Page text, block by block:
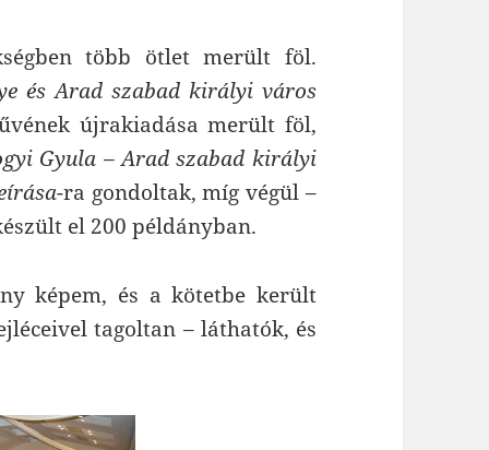
több ötlet merült föl.
és Arad szabad királyi város
újrakiadása merült föl,
Gyula – Arad szabad királyi
ra gondoltak, míg végül –
el 200 példányban.
képem, és a kötetbe került
tagoltan – láthatók, és